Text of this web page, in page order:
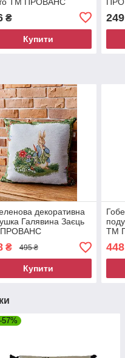
₴
Купити
249
декоративна
Галявина Заєць
₴ 495 ₴
Купити
ТМ
448